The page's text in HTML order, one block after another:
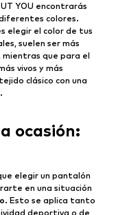
YOU encontrarás
colores.
elegir el color de tus
suelen ser más
mientras que para el
vivos y más
clásico con una
ocasión:
elegir un pantalón
en una situación
. Esto se aplica tanto
deportiva o de